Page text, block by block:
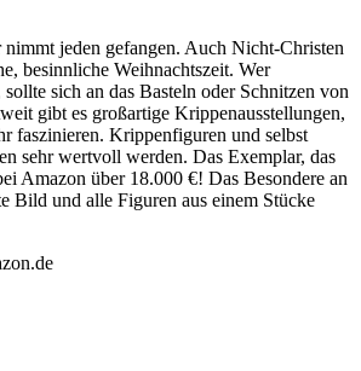
nimmt jeden gefangen. Auch Nicht-Christen
besinnliche Weihnachtszeit. Wer
sich an das Basteln oder Schnitzen von
gibt es großartige Krippenausstellungen,
faszinieren. Krippenfiguren und selbst
sehr wertvoll werden. Das Exemplar, das
Amazon über 18.000 €! Das Besondere an
Bild und alle Figuren aus einem Stücke